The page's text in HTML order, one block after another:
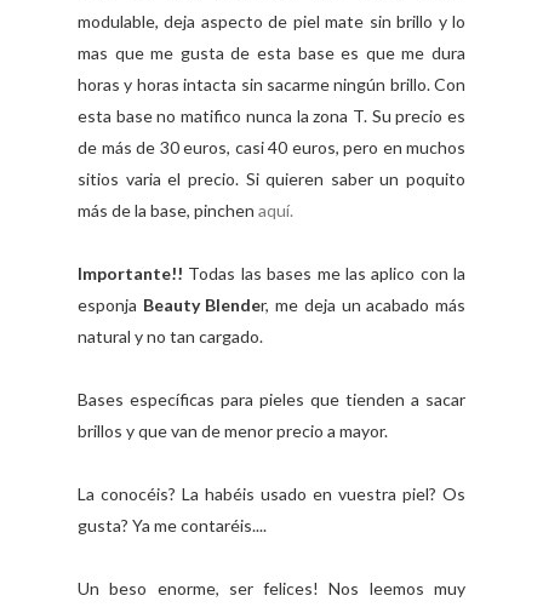
modulable, deja aspecto de piel mate sin brillo y lo
mas que me gusta de esta base es que me dura
horas y horas intacta sin sacarme ningún brillo. Con
esta base no matifico nunca la zona T. Su precio es
de más de 30 euros, casi 40 euros, pero en muchos
sitios varia el precio. Si quieren saber un poquito
más de la base, pinchen aquí.
Importante!! Todas las bases me las aplico con la
esponja Beauty Blender, me deja un acabado más
natural y no tan cargado.
Bases específicas para pieles que tienden a sacar
brillos y que van de menor precio a mayor.
La conocéis? La habéis usado en vuestra piel? Os
gusta? Ya me contaréis....
Un beso enorme, ser felices! Nos leemos muy